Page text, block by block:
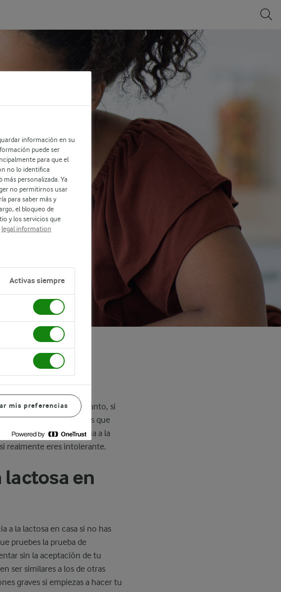
lactosa
sin lactosa. Por lo tanto, si
experto. ¿Sospechas que
de la intolerancia a la
realmente eres intolerante.
en
a la lactosa en casa si no has
pruebes la prueba de
sin la aceptación de tu
ser similares a los de otras
graves si empiezas a hacer tu
información en su
puede ser
para que el
no lo identifica
personalizada. Ya
no permitirnos usar
para saber más y
el bloqueo de
y los servicios que
legal information
Activas siempre
mis preferencias